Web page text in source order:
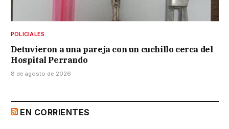
POLICIALES
Detuvieron a una pareja con un cuchillo cerca del
Hospital Perrando
8 de agosto de 2026
EN CORRIENTES